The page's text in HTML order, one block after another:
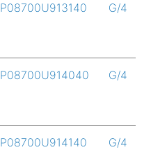
P08700U913140 G/4
P08700U914040 G/4
P08700U914140 G/4